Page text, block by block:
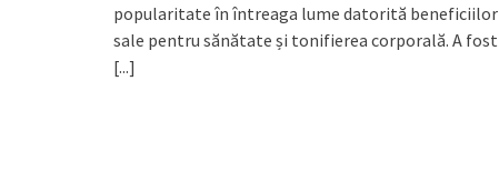
popularitate în întreaga lume datorită beneficiilor
sale pentru sănătate și tonifierea corporală. A fost
[...]